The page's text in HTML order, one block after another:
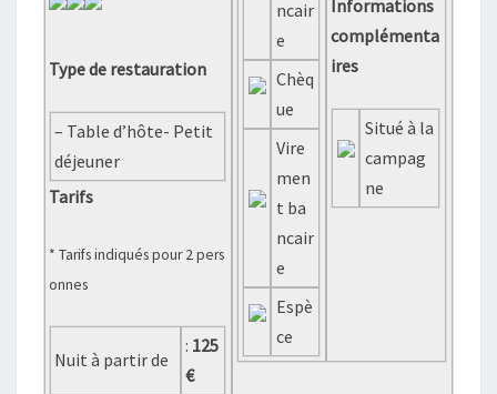
Type de restauration
– Table d’hôte- Petit
déjeuner
Tarifs
* Tarifs indiqués pour 2 pers
onnes
Nuit à partir de
: 125
€
ncair
e
Chèq
ue
Vire
men
t ba
ncair
e
Espè
ce
Informations
complémenta
ires
Situé à la
campag
ne